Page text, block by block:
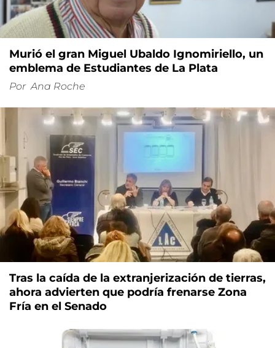
Murió el gran Miguel Ubaldo Ignomiriello, un
emblema de Estudiantes de La Plata
Por Ana Roche
Tras la caída de la extranjerización de tierras,
ahora advierten que podría frenarse Zona
Fría en el Senado